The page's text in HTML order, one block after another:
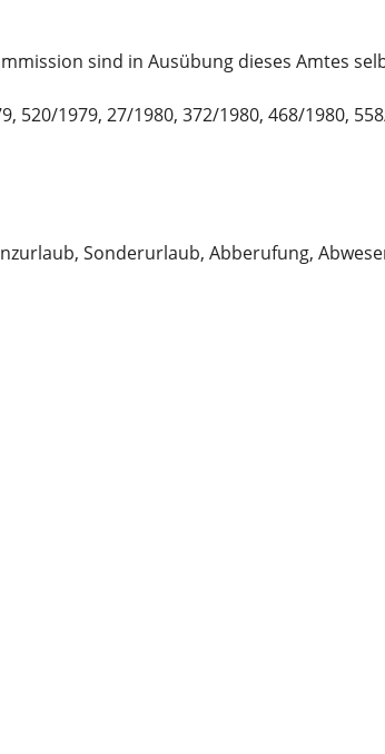
sind in Ausübung dieses Amtes
520/1979, 27/1980, 372/1980, 468/1980,
Sonderurlaub, Abberufung,